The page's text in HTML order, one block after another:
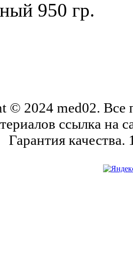
950 гр.
© 2024 med02. Все
ссылка на
Гарантия